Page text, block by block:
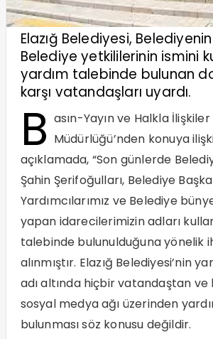
Elazığ Belediyesi,
Belediye yetkililerinin ismini
yardım talebinde bulunan
karşı vatandaşları uyardı.
B asın-Yayın ve Halkla İlişkiler
Müdürlüğü’nden konuya
açıklamada, “Son günlerde
Şahin Şerifoğulları, Belediye
Yardımcılarımız ve Belediye
yapan idarecilerimizin adları
talebinde bulunulduğuna yönelik
alınmıştır. Elazığ Belediyesi’nin
adı altında hiçbir vatandaştan
sosyal medya ağı üzerinden
bulunması söz konusu değildir.